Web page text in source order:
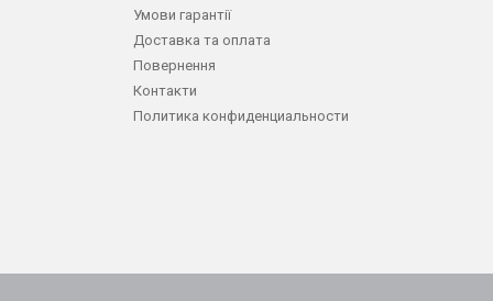
Умови гарантії
Доставка та оплата
Повернення
Контакти
Политика конфиденциальности